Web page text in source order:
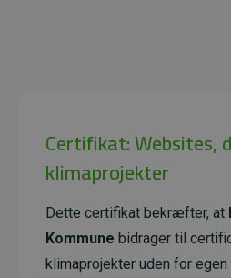
Certifikat: Websites,
klimaprojekter
Dette certifikat bekræfter, at
Kommune bidrager til
klimaprojekter uden for